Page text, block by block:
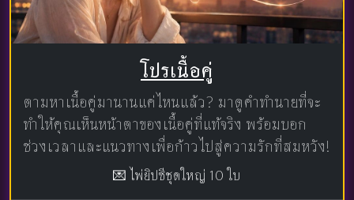
โปรเนื้อคู่
ตามหาเนื้อคู่มานานแค่ไหนแล้ว? มาดูคำทำนายที่จะ
ทำให้คุณเห็นหน้าตาของเนื้อคู่ที่แท้จริง พร้อมบอก
ช่วงเวลาและแนวทางเพื่อก้าวไปสู่ความรักที่สมหวัง!
💌 ไพ่ยิปซีชุดใหญ่ 10 ใบ